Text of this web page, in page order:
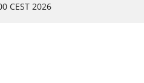
CEST 2026